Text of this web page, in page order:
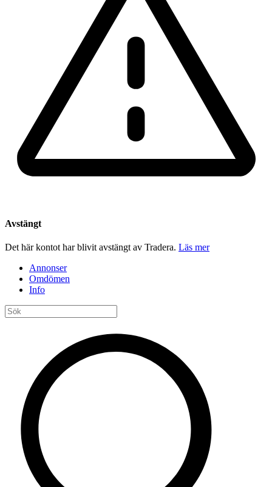
Avstängt
Det här kontot har blivit avstängt av Tradera. Läs mer
Annonser
Omdömen
Info